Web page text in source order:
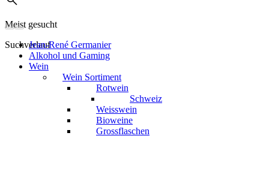
Meist gesucht
SuchverlaufJean-René Germanier
Alkohol und Gaming
Wein
Wein Sortiment
Rotwein
Schweiz
Weisswein
Bioweine
Grossflaschen